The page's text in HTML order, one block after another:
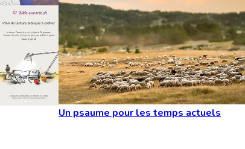
Un psaume pour les temps actuels